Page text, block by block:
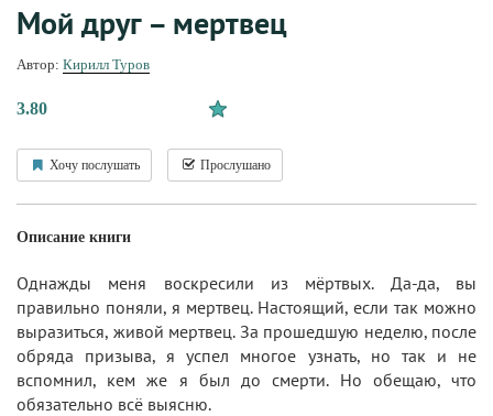
Мой друг – мертвец
Автор: Кирилл Туров
3.80
Хочу послушать Прослушано
Описание книги
Однажды меня воскресили из мёртвых. Да-да, вы
правильно поняли, я мертвец. Настоящий, если так можно
выразиться, живой мертвец. За прошедшую неделю, после
обряда призыва, я успел многое узнать, но так и не
вспомнил, кем же я был до смерти. Но обещаю, что
обязательно всё выясню.